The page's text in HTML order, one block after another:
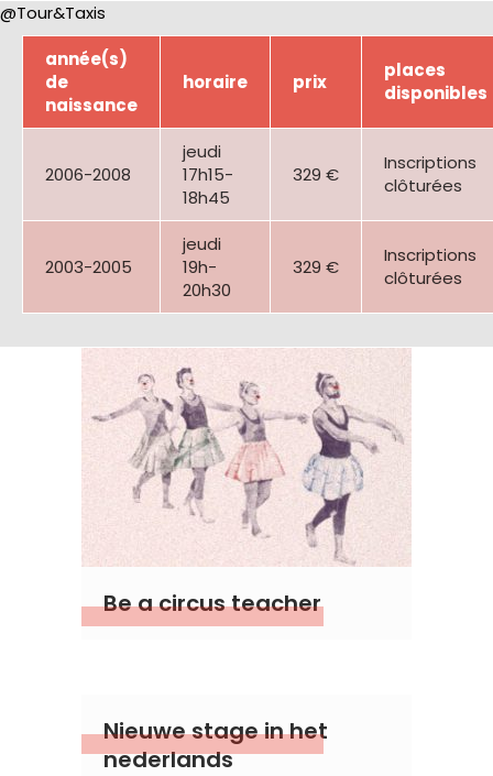
@Tour&Taxis
année(s)
de
naissance
horaire prix
places
disponibles
2006-2008
jeudi
17h15-
18h45
329 €
Inscriptions
clôturées
2003-2005
jeudi
19h-
20h30
329 €
Inscriptions
clôturées
Be a circus teacher
Nieuwe stage in het
nederlands